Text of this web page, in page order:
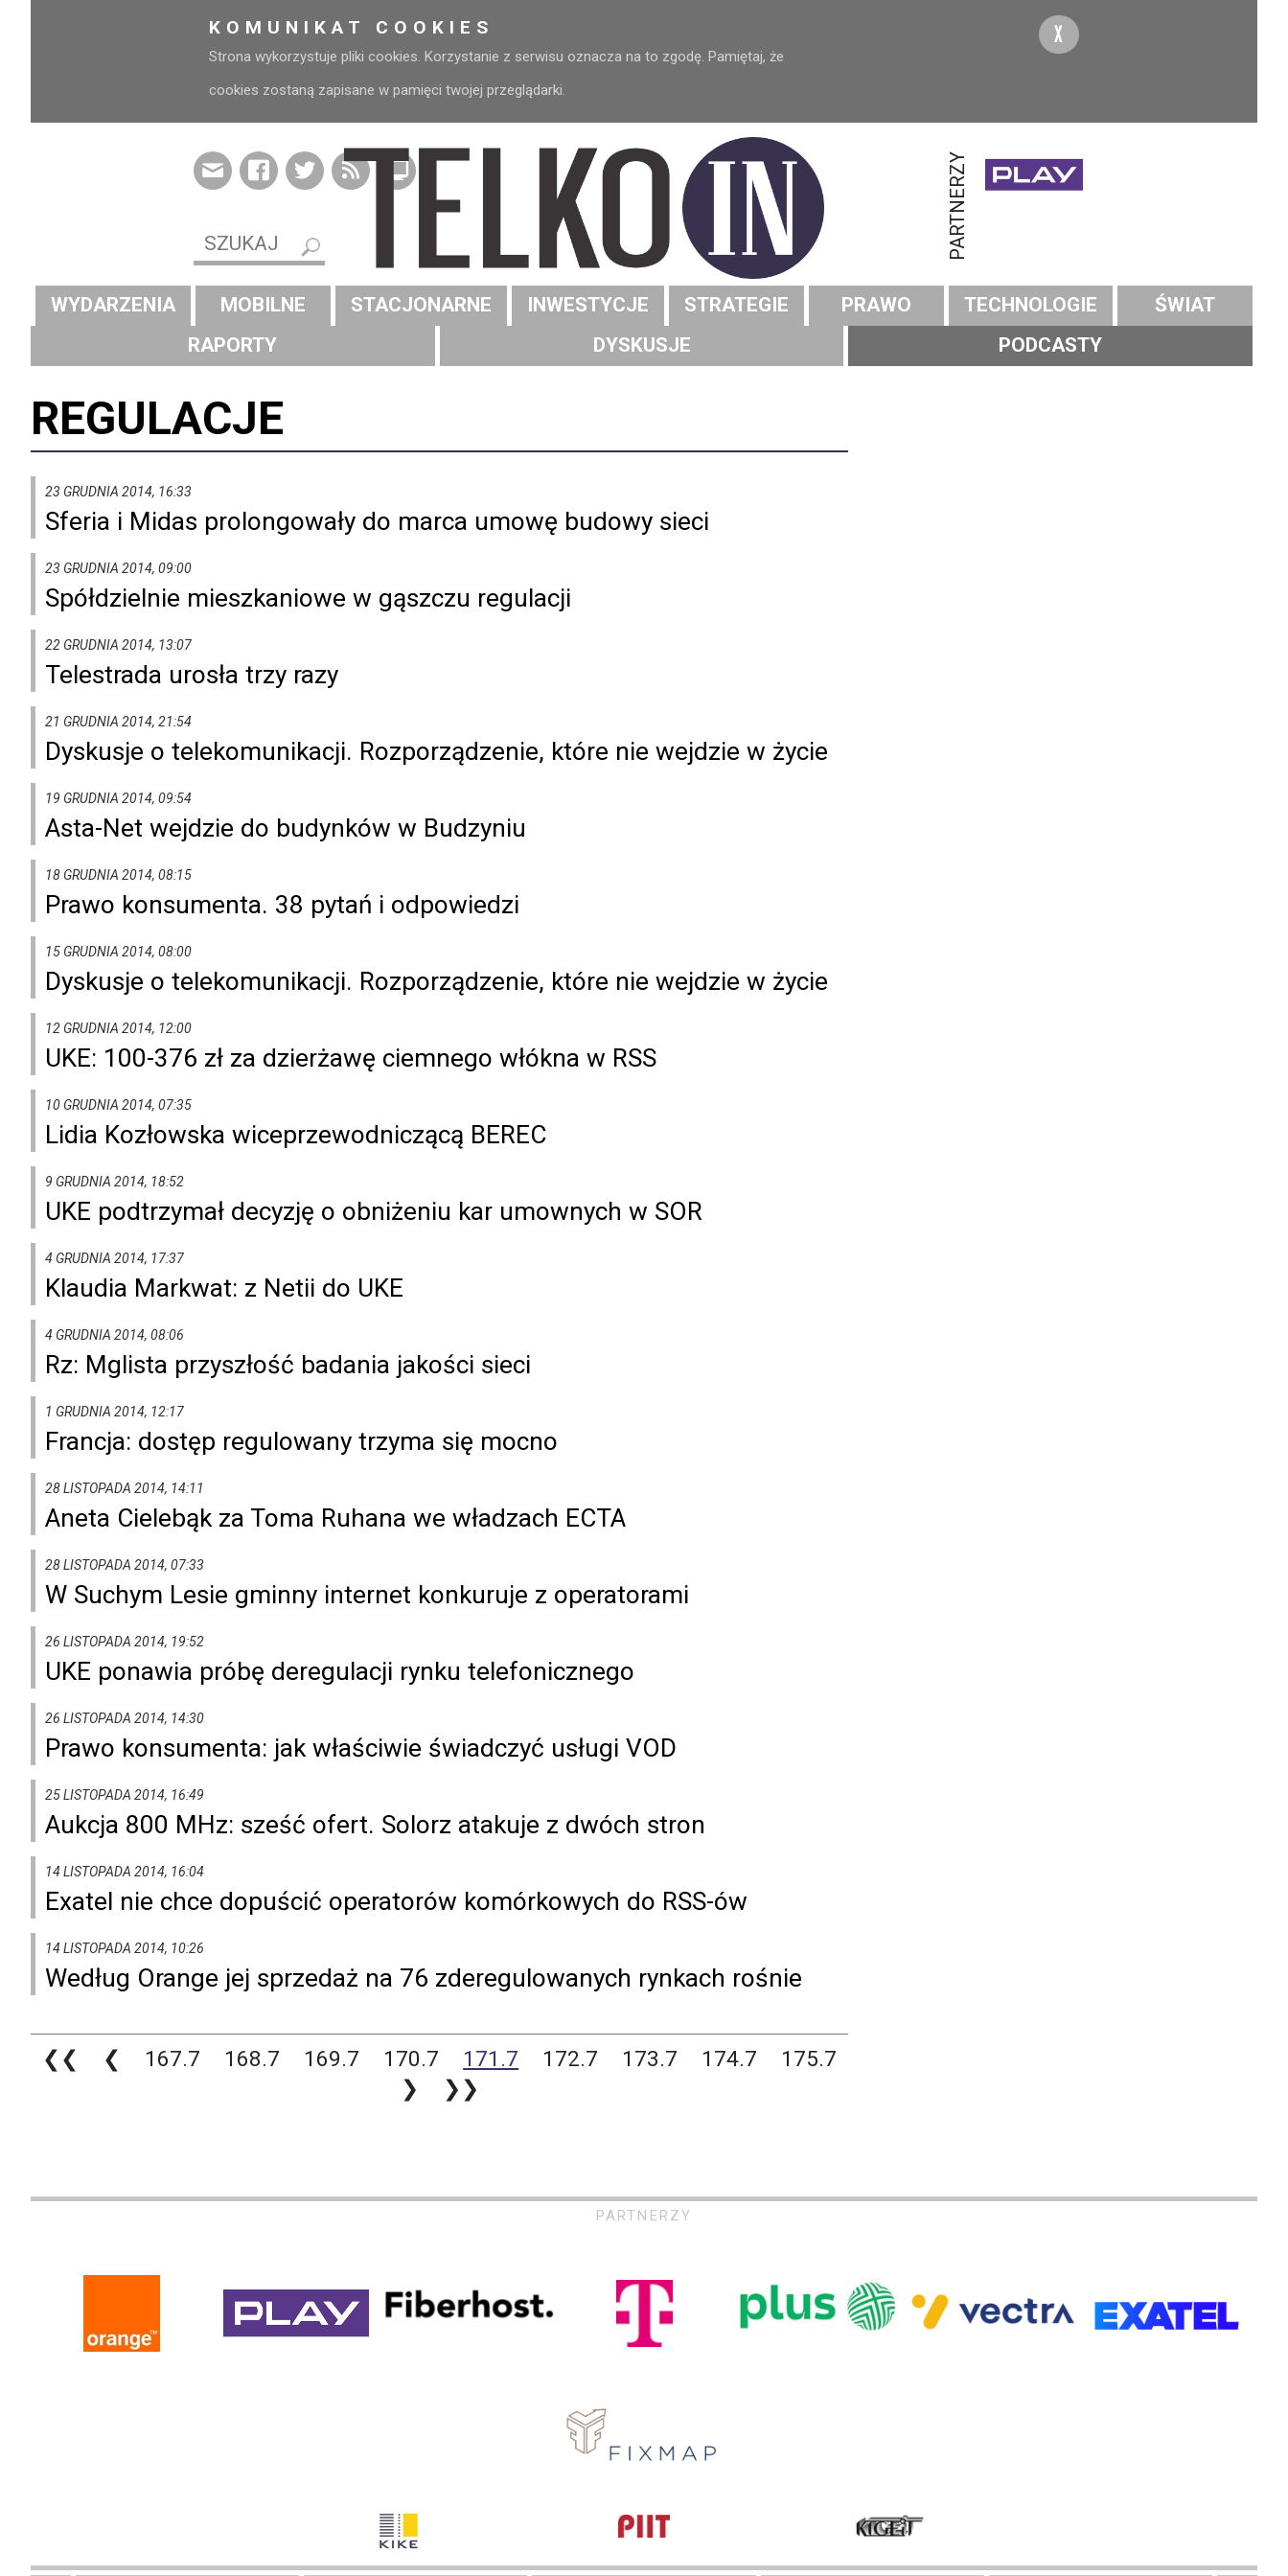
KOMUNIKAT COOKIES
Strona wykorzystuje pliki cookies. Korzystanie z serwisu oznacza na to zgodę. Pamiętaj, że
cookies zostaną zapisane w pamięci twojej przeglądarki.
X
PARTNERZY
WYDARZENIA MOBILNE STACJONARNE INWESTYCJE STRATEGIE PRAWO TECHNOLOGIE
ŚWIAT
RAPORTY
DYSKUSJE PODCASTY
REGULACJE
23 GRUDNIA 2014, 16:33
Sferia i Midas prolongowały do marca umowę budowy sieci
23 GRUDNIA 2014, 09:00
Spółdzielnie mieszkaniowe w gąszczu regulacji
22 GRUDNIA 2014, 13:07
Telestrada urosła trzy razy
21 GRUDNIA 2014, 21:54
Dyskusje o telekomunikacji. Rozporządzenie, które nie wejdzie w życie
19 GRUDNIA 2014, 09:54
Asta-Net wejdzie do budynków w Budzyniu
18 GRUDNIA 2014, 08:15
Prawo konsumenta. 38 pytań i odpowiedzi
15 GRUDNIA 2014, 08:00
Dyskusje o telekomunikacji. Rozporządzenie, które nie wejdzie w życie
12 GRUDNIA 2014, 12:00
UKE: 100-376 zł za dzierżawę ciemnego włókna w RSS
10 GRUDNIA 2014, 07:35
Lidia Kozłowska wiceprzewodniczącą BEREC
9 GRUDNIA 2014, 18:52
UKE podtrzymał decyzję o obniżeniu kar umownych w SOR
4 GRUDNIA 2014, 17:37
Klaudia Markwat: z Netii do UKE
4 GRUDNIA 2014, 08:06
Rz: Mglista przyszłość badania jakości sieci
1 GRUDNIA 2014, 12:17
Francja: dostęp regulowany trzyma się mocno
28 LISTOPADA 2014, 14:11
Aneta Cielebąk za Toma Ruhana we władzach ECTA
28 LISTOPADA 2014, 07:33
W Suchym Lesie gminny internet konkuruje z operatorami
26 LISTOPADA 2014, 19:52
UKE ponawia próbę deregulacji rynku telefonicznego
26 LISTOPADA 2014, 14:30
Prawo konsumenta: jak właściwie świadczyć usługi VOD
25 LISTOPADA 2014, 16:49
Aukcja 800 MHz: sześć ofert. Solorz atakuje z dwóch stron
14 LISTOPADA 2014, 16:04
Exatel nie chce dopuścić operatorów komórkowych do RSS-ów
14 LISTOPADA 2014, 10:26
Według Orange jej sprzedaż na 76 zderegulowanych rynkach rośnie
❮❮ ❮ 167.7 168.7 169.7 170.7 171.7 172.7 173.7 174.7
175.7
❯
❯❯
PARTNERZY